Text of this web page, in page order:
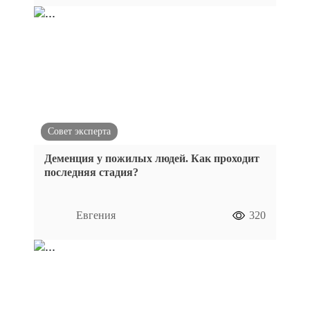
Совет эксперта
Деменция у пожилых людей. Как проходит
последняя стадия?
Евгения 320